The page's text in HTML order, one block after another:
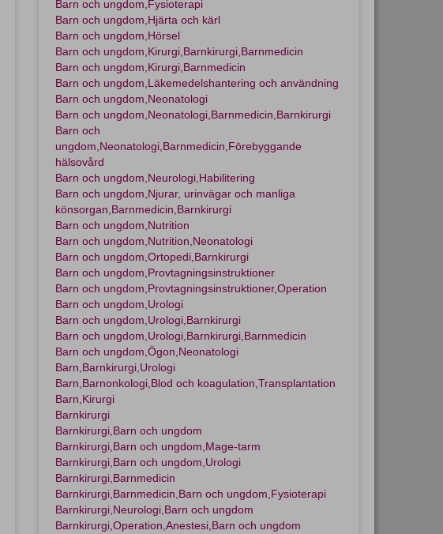
Barn och ungdom,Fysioterapi
Barn och ungdom,Hjärta och kärl
Barn och ungdom,Hörsel
Barn och ungdom,Kirurgi,Barnkirurgi,Barnmedicin
Barn och ungdom,Kirurgi,Barnmedicin
Barn och ungdom,Läkemedelshantering och användning
Barn och ungdom,Neonatologi
Barn och ungdom,Neonatologi,Barnmedicin,Barnkirurgi
Barn och
ungdom,Neonatologi,Barnmedicin,Förebyggande
hälsovård
Barn och ungdom,Neurologi,Habilitering
Barn och ungdom,Njurar, urinvägar och manliga
könsorgan,Barnmedicin,Barnkirurgi
Barn och ungdom,Nutrition
Barn och ungdom,Nutrition,Neonatologi
Barn och ungdom,Ortopedi,Barnkirurgi
Barn och ungdom,Provtagningsinstruktioner
Barn och ungdom,Provtagningsinstruktioner,Operation
Barn och ungdom,Urologi
Barn och ungdom,Urologi,Barnkirurgi
Barn och ungdom,Urologi,Barnkirurgi,Barnmedicin
Barn och ungdom,Ögon,Neonatologi
Barn,Barnkirurgi,Urologi
Barn,Barnonkologi,Blod och koagulation,Transplantation
Barn,Kirurgi
Barnkirurgi
Barnkirurgi,Barn och ungdom
Barnkirurgi,Barn och ungdom,Mage-tarm
Barnkirurgi,Barn och ungdom,Urologi
Barnkirurgi,Barnmedicin
Barnkirurgi,Barnmedicin,Barn och ungdom,Fysioterapi
Barnkirurgi,Neurologi,Barn och ungdom
Barnkirurgi,Operation,Anestesi,Barn och ungdom